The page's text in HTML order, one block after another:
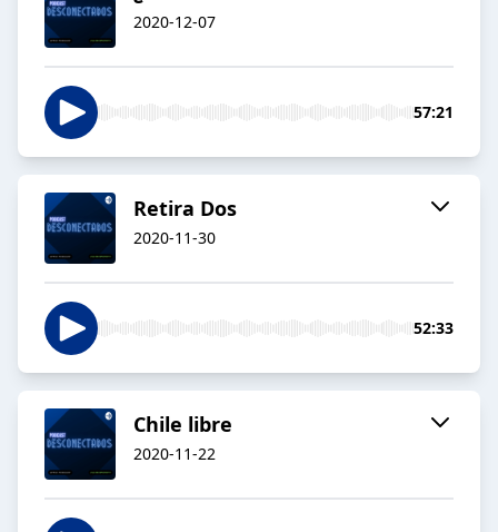
2020-12-07
57:21
Retira Dos
2020-11-30
52:33
Chile libre
2020-11-22